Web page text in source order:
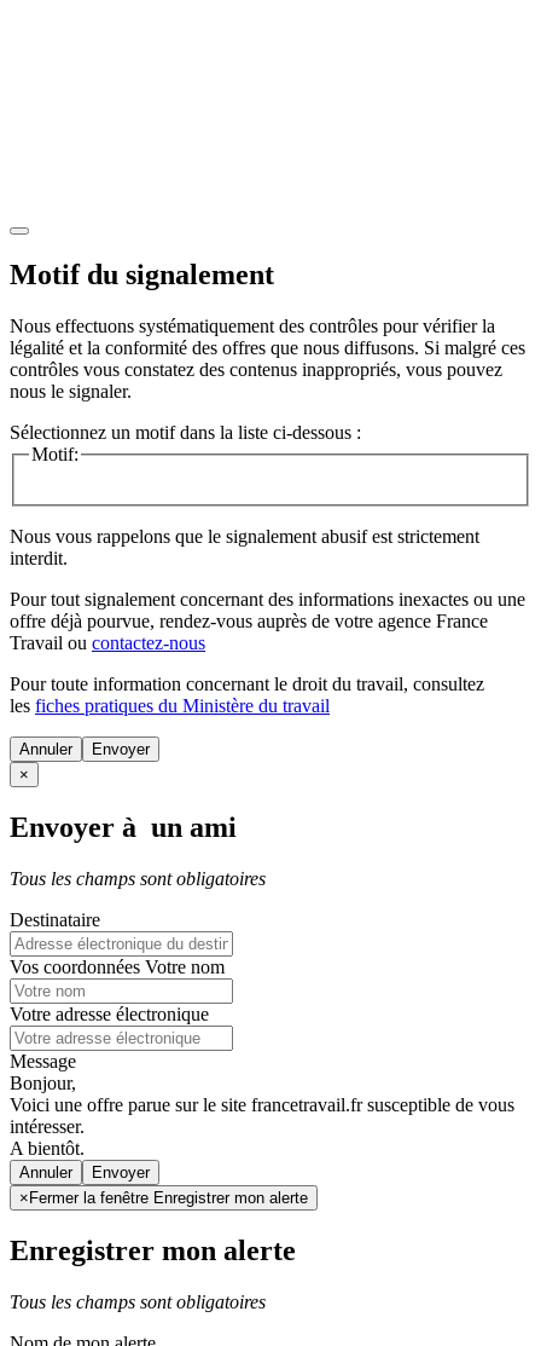
Motif du signalement
Nous effectuons systématiquement des contrôles pour vérifier la
légalité et la conformité des offres que nous diffusons. Si malgré ces
contrôles vous constatez des contenus inappropriés, vous pouvez
nous le signaler.
Sélectionnez un motif dans la liste ci-dessous :
Motif:
Nous vous rappelons que le signalement abusif est strictement
interdit.
Pour tout signalement concernant des informations inexactes ou une
offre déjà pourvue, rendez-vous auprès de votre agence France
Travail ou contactez-nous
Pour toute information concernant le droit du travail, consultez
les fiches pratiques du Ministère du travail
Annuler
×
Envoyer à un ami
Tous les champs sont obligatoires
Destinataire
Vos coordonnées Votre nom
Votre adresse électronique
Message
Bonjour,
Voici une offre parue sur le site francetravail.fr susceptible de vous
intéresser.
A bientôt.
Annuler
× Fermer la fenêtre Enregistrer mon alerte
Enregistrer mon alerte
Tous les champs sont obligatoires